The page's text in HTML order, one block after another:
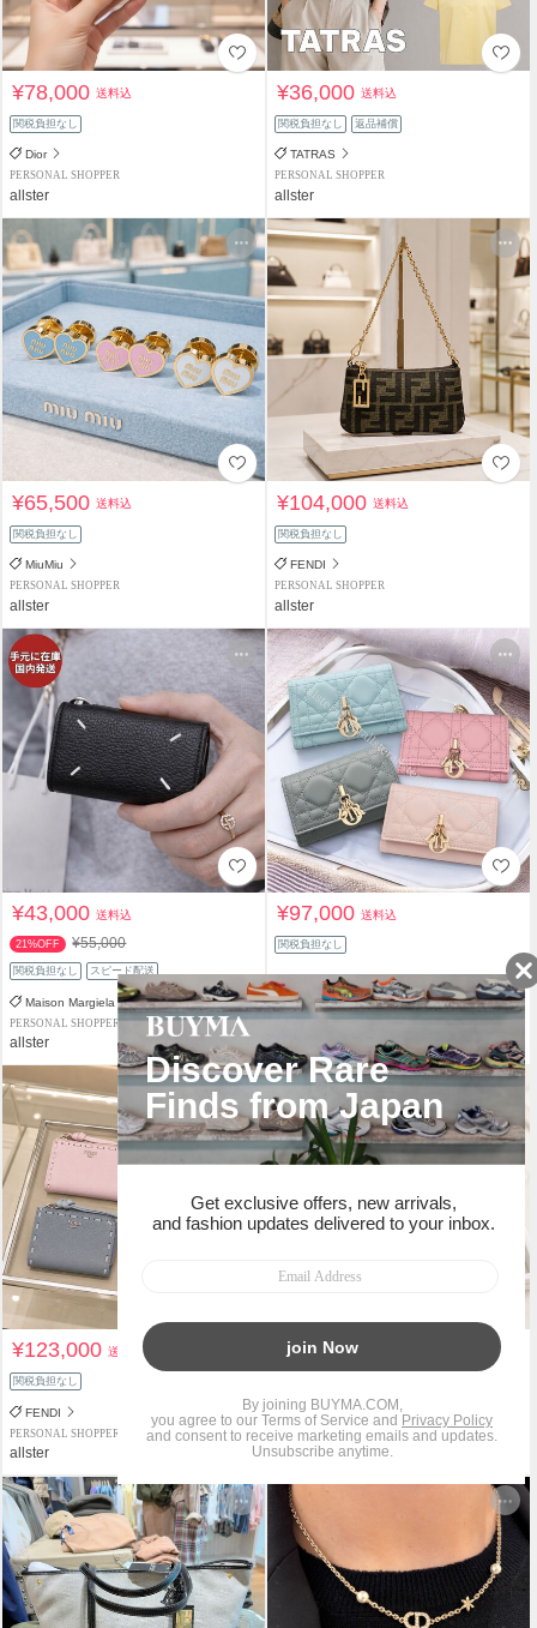
¥78,000送料込
関税負担なし
Dior
PERSONAL SHOPPER
allster
¥36,000送料込
関税負担なし 返品補償
TATRAS
PERSONAL SHOPPER
allster
¥65,500送料込
関税負担なし
MiuMiu
PERSONAL SHOPPER
allster
¥104,000送料込
関税負担なし
FENDI
PERSONAL SHOPPER
allster
¥43,000送料込
21%OFF ¥55,000
関税負担なし スピード配送
Maison Margiela
PERSONAL SHOPPER
allster
¥97,000送料込
関税負担なし
Dior
PERSONAL SHOPPER
allster
¥123,000送料込
関税負担なし
FENDI
PERSONAL SHOPPER
allster
¥111,000
Dior
PERSONAL SHOPPER
allster